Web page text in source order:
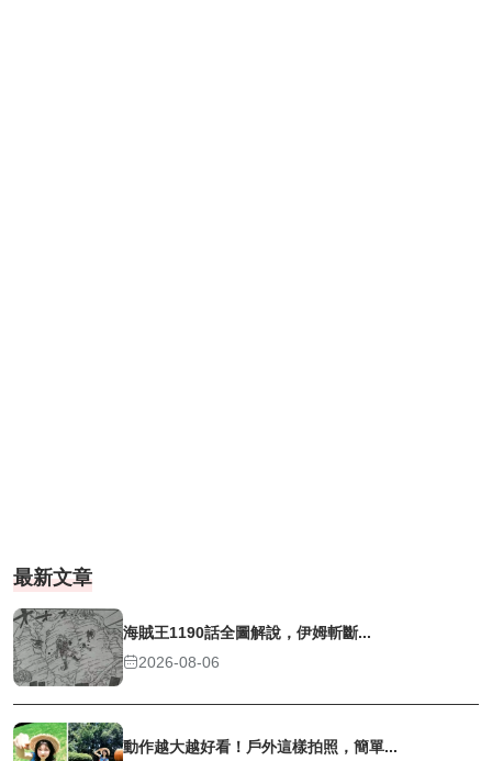
最新文章
海賊王1190話全圖解說，伊姆斬斷...
2026-08-06
動作越大越好看！戶外這樣拍照，簡單...